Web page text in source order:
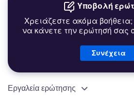
Υποβολή
Χρειάζεστε ακόμα βοήθεια;
να κάνετε την ερώτησή σας
Συνέχεια
Εργαλεία ερώτησης